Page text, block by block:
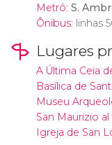
Metrô: S.
Ônibus: linhas
Lugares
A Última Ceia
Basílica de
Museu
San Maurizio
Igreja de San